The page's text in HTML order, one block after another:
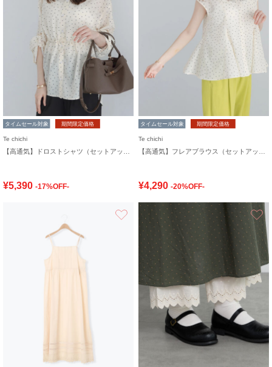
タイムセール対象 期間限定価格
Te chichi
¥5,390 -17%OFF-
タイムセール対象 期間限定価格
Te chichi
¥4,290 -20%OFF-
お気に入り